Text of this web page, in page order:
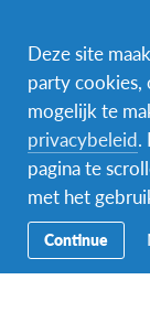
Secundaire
Navigatie
Deze site
party cookies,
mogelijk te
privacybeleid.
pagina te
met het
Continue